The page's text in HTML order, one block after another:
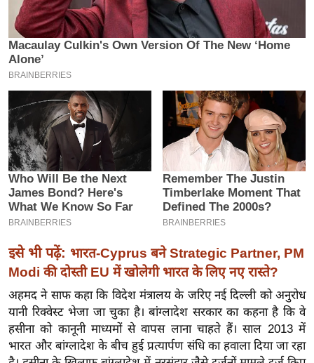
L
2
0
2
6
क्रा
इ
म
ई
-
पे
प
मि
सा
ल
बे
मि
इसे भी पढ़ें: भारत-Cyprus बने Strategic Partner, PM
Modi की दोस्ती EU में खोलेगी भारत के लिए नए रास्ते?
अहमद ने साफ कहा कि विदेश मंत्रालय के जरिए नई दिल्ली को अनुरोध
यानी रिक्वेस्ट भेजा जा चुका है। बांग्लादेश सरकार का कहना है कि वे
हसीना को कानूनी माध्यमों से वापस लाना चाहते हैं। साल 2013 में
भारत और बांग्लादेश के बीच हुई प्रत्यार्पण संधि का हवाला दिया जा रहा